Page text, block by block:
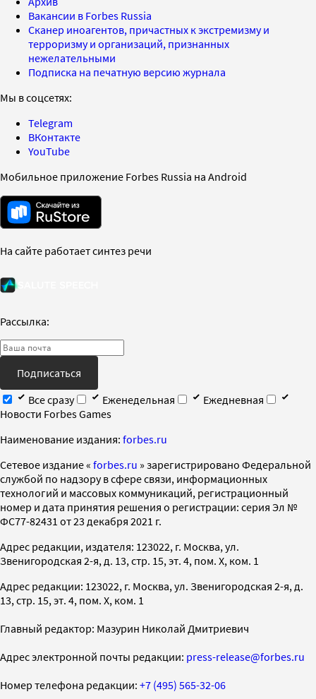
Вакансии в Forbes Russia
Сканер иноагентов, причастных к экстремизму и
терроризму и организаций, признанных
нежелательными
Подписка на печатную версию журнала
Мы в соцсетях:
Telegram
ВКонтакте
YouTube
Мобильное приложение Forbes Russia на Android
На сайте работает синтез речи
Рассылка:
Подписаться
Все сразу
Еженедельная
Ежедневная
Новости Forbes Games
Наименование издания: forbes.ru
Cетевое издание « forbes.ru » зарегистрировано Федеральной
службой по надзору в сфере связи, информационных
технологий и массовых коммуникаций, регистрационный
номер и дата принятия решения о регистрации: серия Эл №
ФС77-82431 от 23 декабря 2021 г.
Адрес редакции, издателя: 123022, г. Москва, ул.
Звенигородская 2-я, д. 13, стр. 15, эт. 4, пом. X, ком. 1
Адрес редакции: 123022, г. Москва, ул. Звенигородская 2-я, д.
13, стр. 15, эт. 4, пом. X, ком. 1
Главный редактор: Мазурин Николай Дмитриевич
Адрес электронной почты редакции: press-release@forbes.ru
Номер телефона редакции: +7 (495) 565-32-06